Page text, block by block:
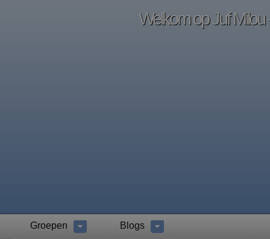
Welkom op Juf Milou
Groepen Blogs